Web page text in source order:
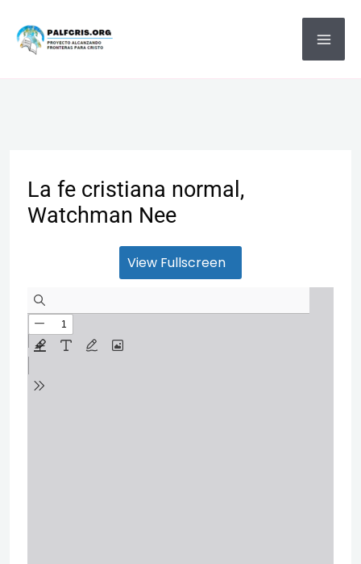
La fe cristiana normal,
Watchman Nee
View Fullscreen